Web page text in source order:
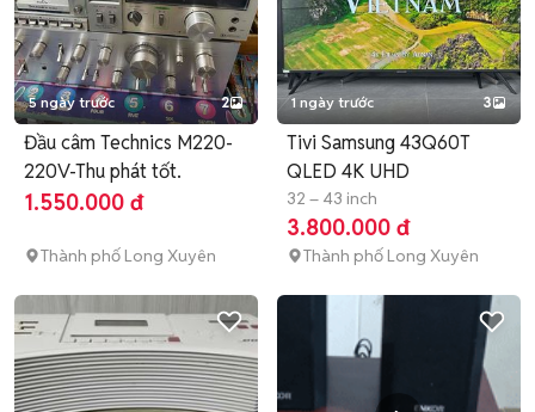
5 ngày trước 2
Đầu câm Technics M220-
220V-Thu phát tốt.
1.550.000 đ
Thành phố Long Xuyên
1 ngày trước 3
Tivi Samsung 43Q60T
QLED 4K UHD
32 – 43 inch
3.800.000 đ
Thành phố Long Xuyên